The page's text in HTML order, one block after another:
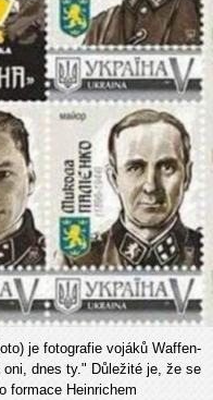
je fotografie vojáků Waffen-
oni, dnes ty." Důležité je, že se
formace Heinrichem